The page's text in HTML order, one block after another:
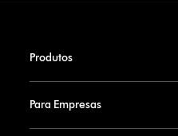
Produtos
Para Empresas